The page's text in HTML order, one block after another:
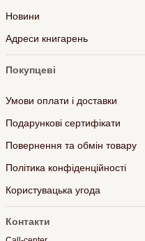
Новини
Адреси книгарень
Покупцеві
Умови оплати і доставки
Подарункові сертифікати
Повернення та обмін товару
Політика конфіденційності
Користувацька угода
Контакти